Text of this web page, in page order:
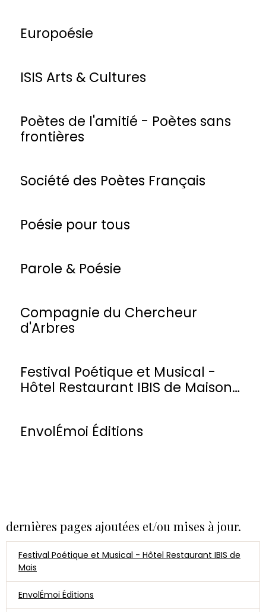
Europoésie
ISIS Arts & Cultures
Poètes de l'amitié - Poètes sans
frontières
Société des Poètes Français
Poésie pour tous
Parole & Poésie
Compagnie du Chercheur
d'Arbres
Festival Poétique et Musical -
Hôtel Restaurant IBIS de Maisons-
EnvolÉmoi Éditions
dernières pages ajoutées et/ou mises à jour.
Festival Poétique et Musical - Hôtel Restaurant IBIS de
Mais
EnvolÉmoi Éditions